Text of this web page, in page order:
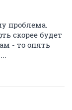
проблема.
скорее будет
- то опять